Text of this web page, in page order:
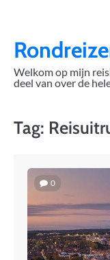
content
Welkom op mijn
deel van over de
Tag:
0